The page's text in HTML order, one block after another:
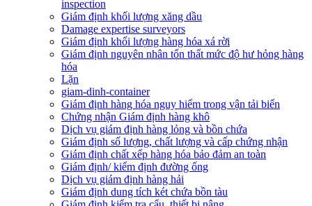
inspection
Giám định khối lượng xăng dầu
Damage expertise surveyors
Giám định khối lượng hàng hóa xá rời
Giám định nguyên nhân tổn thất mức độ hư hỏng hàng
hóa
Lặn
giam-dinh-container
Giám định hàng hóa nguy hiểm trong vận tải biển
Chứng nhận Giám định hàng khô
Dịch vụ giám định hàng lỏng và bồn chứa
Giám định số lượng, chất lượng và cấp chứng nhận
Giám định chất xếp hàng hóa bảo đảm an toàn
Giám định/ kiểm định đường ống
Dịch vụ giám định hàng hải
Giám định dung tích két chứa bồn tàu